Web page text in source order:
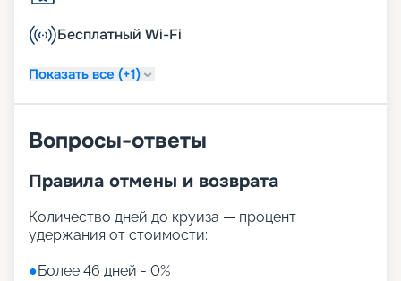
Бесплатный Wi-Fi
Показать все (+1)
Вопросы-ответы
Правила отмены и возврата
Количество дней до круиза — процент
удержания от стоимости:
●Более 46 дней - 0%